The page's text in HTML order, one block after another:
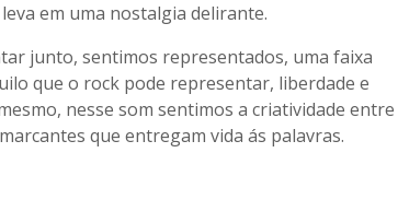
em uma nostalgia delirante.
junto, sentimos representados, uma faixa
que o rock pode representar, liberdade e
nesse som sentimos a criatividade entre
que entregam vida ás palavras.